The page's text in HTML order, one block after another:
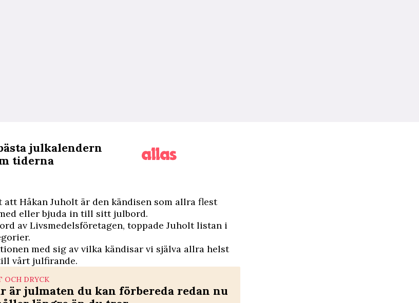
julkalendern
tiderna
att Håkan Juholt är den kändisen som allra flest
eller bjuda in till sitt julbord.
av Livsmedelsföretagen, toppade Juholt listan i
med sig av vilka kändisar vi själva allra helst
vårt julfirande.
OCH DRYCK
är julmaten du kan förbereda redan nu